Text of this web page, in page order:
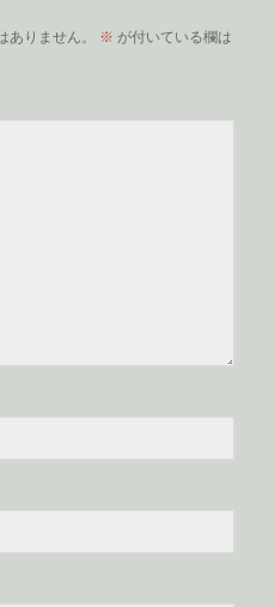
りません。 ※ が付いている欄は